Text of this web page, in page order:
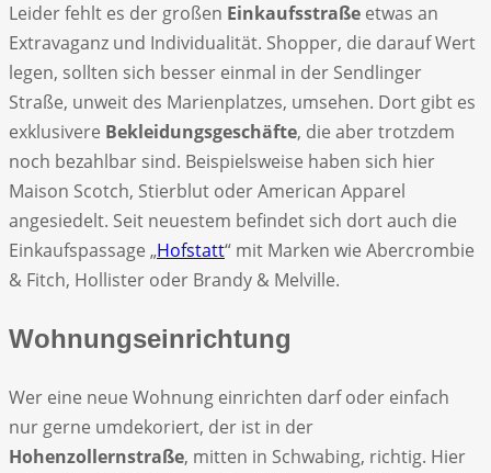
Leider fehlt es der großen Einkaufsstraße etwas an
Extravaganz und Individualität. Shopper, die darauf Wert
legen, sollten sich besser einmal in der Sendlinger
Straße, unweit des Marienplatzes, umsehen. Dort gibt es
exklusivere Bekleidungsgeschäfte, die aber trotzdem
noch bezahlbar sind. Beispielsweise haben sich hier
Maison Scotch, Stierblut oder American Apparel
angesiedelt. Seit neuestem befindet sich dort auch die
Einkaufspassage „Hofstatt“ mit Marken wie Abercrombie
& Fitch, Hollister oder Brandy & Melville.
Wohnungseinrichtung
Wer eine neue Wohnung einrichten darf oder einfach
nur gerne umdekoriert, der ist in der
Hohenzollernstraße, mitten in Schwabing, richtig. Hier